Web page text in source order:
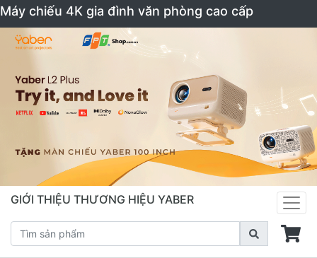
Máy chiếu 4K gia đình văn phòng cao cấp
GIỚI THIỆU THƯƠNG HIỆU YABER